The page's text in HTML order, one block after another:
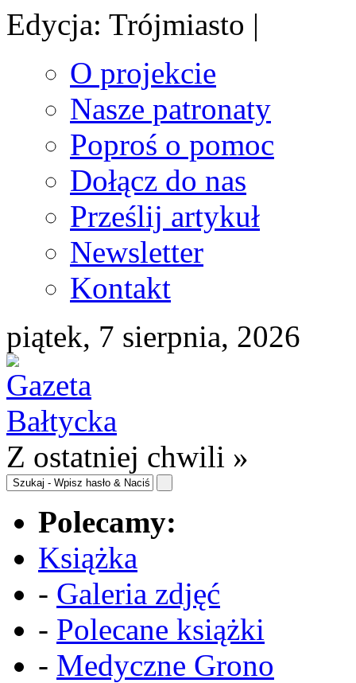
Edycja: Trójmiasto |
O projekcie
Nasze patronaty
Poproś o pomoc
Dołącz do nas
Prześlij artykuł
Newsletter
Kontakt
piątek, 7 sierpnia, 2026
Z ostatniej chwili »
Polecamy:
Książka
- Galeria zdjęć
- Polecane książki
- Medyczne Grono